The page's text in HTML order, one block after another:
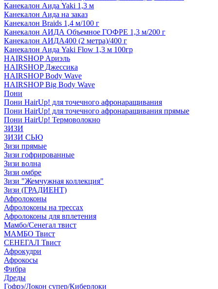
Канекалон Аида Yaki 1,3 м
Канекалон Аида на заказ
Канекалон Braids 1,4 м/100 г
Канекалон АИДА Объемное ГОФРЕ 1,3 м/200 г
Канекалон АИДА400 (2 метра)/400 г
Канекалон Аида Yaki Flow 1,3 м 100гр
HAIRSHOP Ариэль
HAIRSHOP Джессика
HAIRSHOP Body Wave
HAIRSHOP Big Body Wave
Пони
Пони HairUp! для точечного афронаращивания
Пони HairUp! для точечного афронаращивания прямые
Пони HairUp! Термоволокно
ЗИЗИ
ЗИЗИ СЬЮ
Зизи прямые
Зизи гофрированные
Зизи волна
Зизи омбре
Зизи "Жемчужная коллекция"
Зизи (ГРАДИЕНТ)
Афролоконы
Афролоконы на трессах
Афролоконы для вплетения
Мамбо/Сенегал твист
МАМБО Твист
СЕНЕГАЛ Твист
Афрокудри
Афрокосы
Фибра
Дреды
Гофрэ/Локон супер/Киберлоки